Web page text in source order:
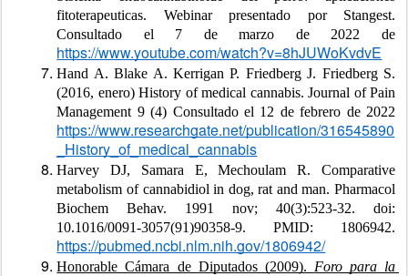
fitoterapeuticas. Webinar presentado por Stangest.
https://www.youtube.com/watch?v=8hJUWoKvdvE
Hand A. Blake A. Kerrigan P. Friedberg J. Friedberg S.
(2016, enero) History of medical cannabis. Journal of Pain
https://www.researchgate.net/publication/316545890
_History_of_medical_cannabis
Harvey DJ, Samara E, Mechoulam R. Comparative
metabolism of cannabidiol in dog, rat and man. Pharmacol
Biochem Behav. 1991 nov; 40(3):523-32. doi:
https://pubmed.ncbi.nlm.nih.gov/1806942/
Honorable Cámara de Diputados (2009). Foro para la